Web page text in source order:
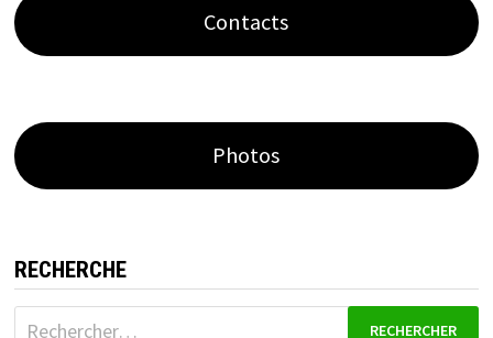
Contacts
Photos
RECHERCHE
Rechercher :